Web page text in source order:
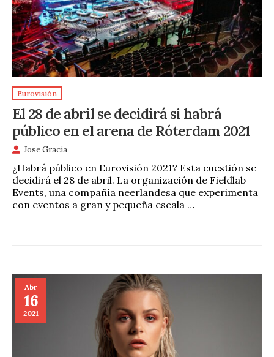
Eurovisión
El 28 de abril se decidirá si habrá
público en el arena de Róterdam 2021
Jose Gracia
¿Habrá público en Eurovisión 2021? Esta cuestión se
decidirá el 28 de abril. La organización de Fieldlab
Events, una compañía neerlandesa que experimenta
con eventos a gran y pequeña escala …
Abr
16
2021